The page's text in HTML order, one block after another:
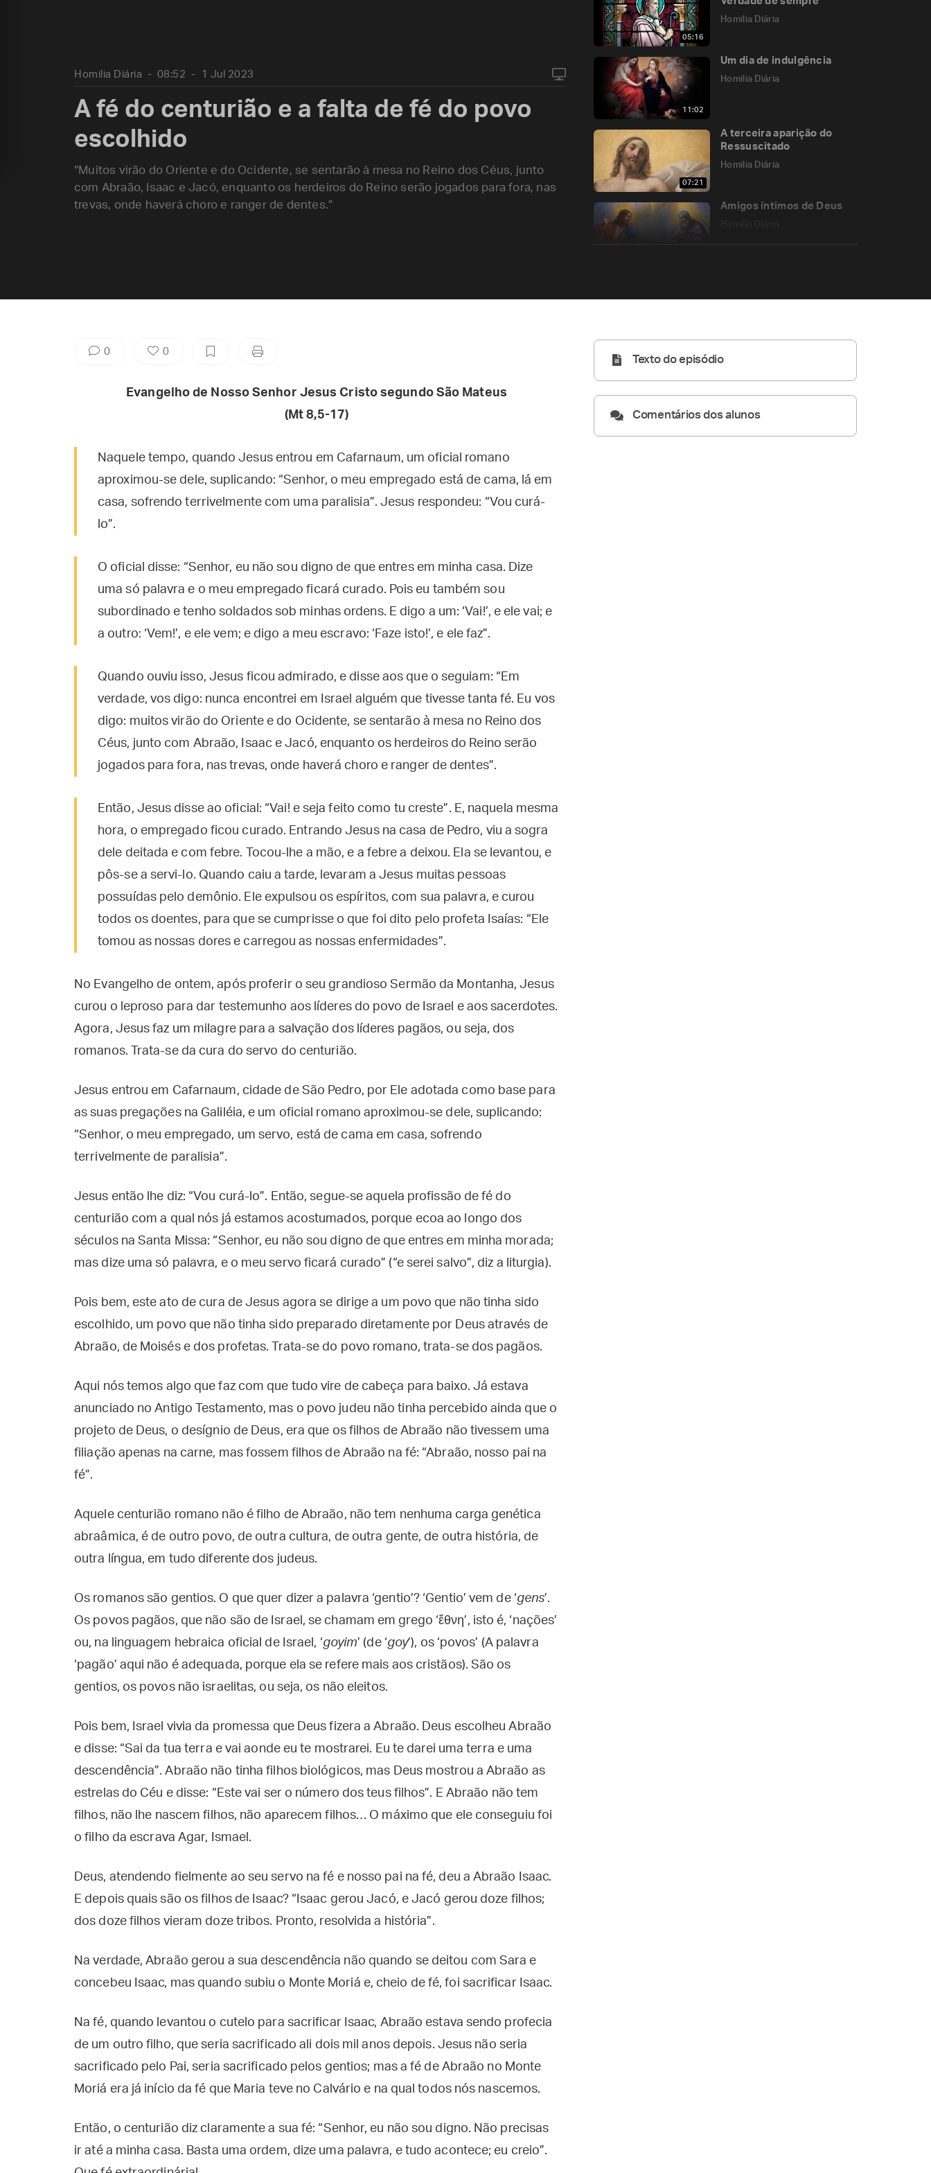
05:16
Homilia Diária
11:02
Um dia de indulgência
Homilia Diária
07:21
A terceira aparição do
Ressuscitado
Homilia Diária
Amigos íntimos de Deus
Homilia Diária
Homilia Diária 08:52 1 Jul 2023
A fé do centurião e a falta de fé do povo
escolhido
“Muitos virão do Oriente e do Ocidente, se sentarão à mesa no Reino dos Céus, junto
com Abraão, Isaac e Jacó, enquanto os herdeiros do Reino serão jogados para fora, nas
trevas, onde haverá choro e ranger de dentes.”
0 0
Evangelho de Nosso Senhor Jesus Cristo segundo São Mateus
(Mt 8,5-17)
Naquele tempo, quando Jesus entrou em Cafarnaum, um oficial romano
aproximou-se dele, suplicando: “Senhor, o meu empregado está de cama, lá em
casa, sofrendo terrivelmente com uma paralisia”. Jesus respondeu: “Vou curá-
lo”.
O oficial disse: “Senhor, eu não sou digno de que entres em minha casa. Dize
uma só palavra e o meu empregado ficará curado. Pois eu também sou
subordinado e tenho soldados sob minhas ordens. E digo a um: ‘Vai!’, e ele vai; e
a outro: ‘Vem!’, e ele vem; e digo a meu escravo: ‘Faze isto!’, e ele faz”.
Quando ouviu isso, Jesus ficou admirado, e disse aos que o seguiam: “Em
verdade, vos digo: nunca encontrei em Israel alguém que tivesse tanta fé. Eu vos
digo: muitos virão do Oriente e do Ocidente, se sentarão à mesa no Reino dos
Céus, junto com Abraão, Isaac e Jacó, enquanto os herdeiros do Reino serão
jogados para fora, nas trevas, onde haverá choro e ranger de dentes”.
Então, Jesus disse ao oficial: “Vai! e seja feito como tu creste”. E, naquela mesma
hora, o empregado ficou curado. Entrando Jesus na casa de Pedro, viu a sogra
dele deitada e com febre. Tocou-lhe a mão, e a febre a deixou. Ela se levantou, e
pôs-se a servi-lo. Quando caiu a tarde, levaram a Jesus muitas pessoas
possuídas pelo demônio. Ele expulsou os espíritos, com sua palavra, e curou
todos os doentes, para que se cumprisse o que foi dito pelo profeta Isaías: “Ele
tomou as nossas dores e carregou as nossas enfermidades”.
No Evangelho de ontem, após proferir o seu grandioso Sermão da Montanha, Jesus
curou o leproso para dar testemunho aos líderes do povo de Israel e aos sacerdotes.
Agora, Jesus faz um milagre para a salvação dos líderes pagãos, ou seja, dos
romanos. Trata-se da cura do servo do centurião.
Jesus entrou em Cafarnaum, cidade de São Pedro, por Ele adotada como base para
as suas pregações na Galiléia, e um oficial romano aproximou-se dele, suplicando:
“Senhor, o meu empregado, um servo, está de cama em casa, sofrendo
terrivelmente de paralisia”.
Jesus então lhe diz: “Vou curá-lo”. Então, segue-se aquela profissão de fé do
centurião com a qual nós já estamos acostumados, porque ecoa ao longo dos
séculos na Santa Missa: “Senhor, eu não sou digno de que entres em minha morada;
mas dize uma só palavra, e o meu servo ficará curado” (“e serei salvo”, diz a liturgia).
Pois bem, este ato de cura de Jesus agora se dirige a um povo que não tinha sido
escolhido, um povo que não tinha sido preparado diretamente por Deus através de
Abraão, de Moisés e dos profetas. Trata-se do povo romano, trata-se dos pagãos.
Aqui nós temos algo que faz com que tudo vire de cabeça para baixo. Já estava
anunciado no Antigo Testamento, mas o povo judeu não tinha percebido ainda que o
projeto de Deus, o desígnio de Deus, era que os filhos de Abraão não tivessem uma
filiação apenas na carne, mas fossem filhos de Abraão na fé: “Abraão, nosso pai na
fé”.
Aquele centurião romano não é filho de Abraão, não tem nenhuma carga genética
abraâmica, é de outro povo, de outra cultura, de outra gente, de outra história, de
outra língua, em tudo diferente dos judeus.
Os romanos são gentios. O que quer dizer a palavra ‘gentio’? ‘Gentio’ vem de ‘gens’.
Os povos pagãos, que não são de Israel, se chamam em grego ‘ἔθνη’, isto é, ‘nações’
ou, na linguagem hebraica oficial de Israel, ‘goyim’ (de ‘goy’), os ‘povos’ (A palavra
‘pagão’ aqui não é adequada, porque ela se refere mais aos cristãos). São os
gentios, os povos não israelitas, ou seja, os não eleitos.
Pois bem, Israel vivia da promessa que Deus fizera a Abraão. Deus escolheu Abraão
e disse: “Sai da tua terra e vai aonde eu te mostrarei. Eu te darei uma terra e uma
descendência”. Abraão não tinha filhos biológicos, mas Deus mostrou a Abraão as
estrelas do Céu e disse: “Este vai ser o número dos teus filhos”. E Abraão não tem
filhos, não lhe nascem filhos, não aparecem filhos… O máximo que ele conseguiu foi
o filho da escrava Agar, Ismael.
Deus, atendendo fielmente ao seu servo na fé e nosso pai na fé, deu a Abraão Isaac.
E depois quais são os filhos de Isaac? “Isaac gerou Jacó, e Jacó gerou doze filhos;
dos doze filhos vieram doze tribos. Pronto, resolvida a história”.
Na verdade, Abraão gerou a sua descendência não quando se deitou com Sara e
concebeu Isaac, mas quando subiu o Monte Moriá e, cheio de fé, foi sacrificar Isaac.
Na fé, quando levantou o cutelo para sacrificar Isaac, Abraão estava sendo profecia
de um outro filho, que seria sacrificado ali dois mil anos depois. Jesus não seria
sacrificado pelo Pai, seria sacrificado pelos gentios; mas a fé de Abraão no Monte
Moriá era já início da fé que Maria teve no Calvário e na qual todos nós nascemos.
Então, o centurião diz claramente a sua fé: “Senhor, eu não sou digno. Não precisas
ir até a minha casa. Basta uma ordem, dize uma palavra, e tudo acontece; eu creio”.
Texto do episódio
Comentários dos alunos